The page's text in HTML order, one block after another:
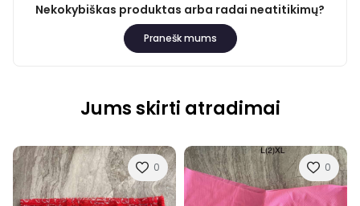
Nekokybiškas produktas arba radai neatitikimų?
Pranešk mums
Jums skirti atradimai
0 0